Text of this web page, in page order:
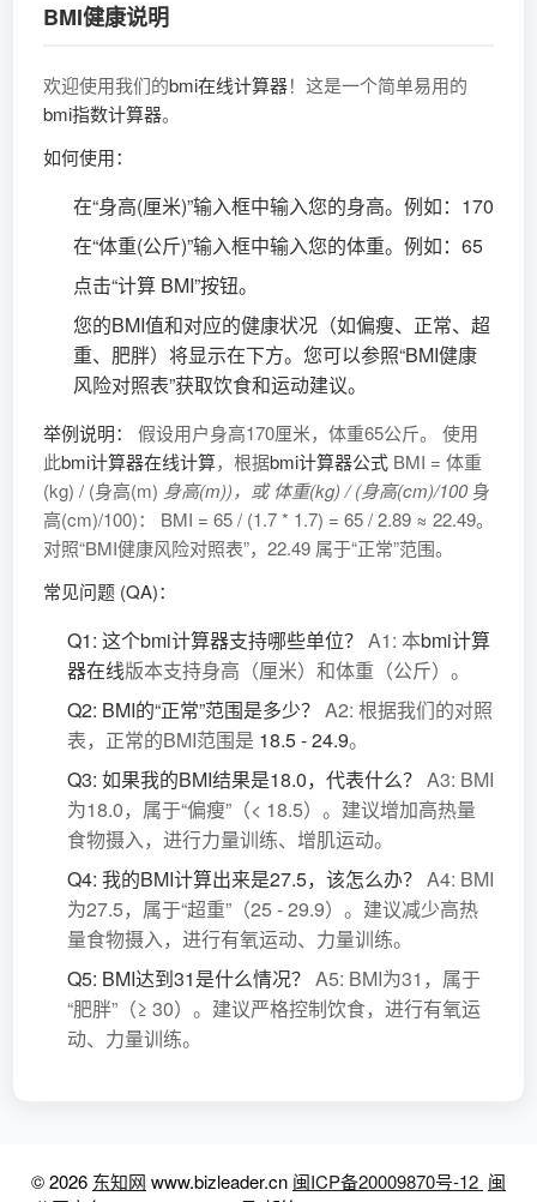
BMI健康说明
欢迎使用我们的bmi在线计算器！这是一个简单易用的
bmi指数计算器。
如何使用：
在“身高(厘米)”输入框中输入您的身高。例如：170
在“体重(公斤)”输入框中输入您的体重。例如：65
点击“计算 BMI”按钮。
您的BMI值和对应的健康状况（如偏瘦、正常、超
重、肥胖）将显示在下方。您可以参照“BMI健康
风险对照表”获取饮食和运动建议。
举例说明：
假设用户身高170厘米，体重65公斤。 使用
此bmi计算器在线计算，根据bmi计算器公式 BMI = 体重
(kg) / (身高(m) 身高(m))，或 体重(kg) / (身高(cm)/100 身
高(cm)/100)： BMI = 65 / (1.7 * 1.7) = 65 / 2.89 ≈ 22.49。
对照“BMI健康风险对照表”，22.49 属于“正常”范围。
常见问题 (QA)：
Q1: 这个bmi计算器支持哪些单位？ A1: 本bmi计算
器在线版本支持身高（厘米）和体重（公斤）。
Q2: BMI的“正常”范围是多少？ A2: 根据我们的对照
表，正常的BMI范围是 18.5 - 24.9。
Q3: 如果我的BMI结果是18.0，代表什么？ A3: BMI
为18.0，属于“偏瘦”（< 18.5）。建议增加高热量
食物摄入，进行力量训练、增肌运动。
Q4: 我的BMI计算出来是27.5，该怎么办？ A4: BMI
为27.5，属于“超重”（25 - 29.9）。建议减少高热
量食物摄入，进行有氧运动、力量训练。
Q5: BMI达到31是什么情况？ A5: BMI为31，属于
“肥胖”（≥ 30）。建议严格控制饮食，进行有氧运
动、力量训练。
© 2026 东知网 www.bizleader.cn 闽ICP备20009870号-12 闽